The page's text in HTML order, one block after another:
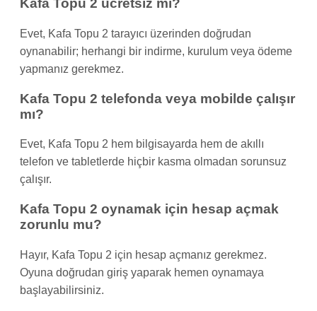
Kafa Topu 2 ücretsiz mi?
Evet, Kafa Topu 2 tarayıcı üzerinden doğrudan
oynanabilir; herhangi bir indirme, kurulum veya ödeme
yapmanız gerekmez.
Kafa Topu 2 telefonda veya mobilde çalışır
mı?
Evet, Kafa Topu 2 hem bilgisayarda hem de akıllı
telefon ve tabletlerde hiçbir kasma olmadan sorunsuz
çalışır.
Kafa Topu 2 oynamak için hesap açmak
zorunlu mu?
Hayır, Kafa Topu 2 için hesap açmanız gerekmez.
Oyuna doğrudan giriş yaparak hemen oynamaya
başlayabilirsiniz.